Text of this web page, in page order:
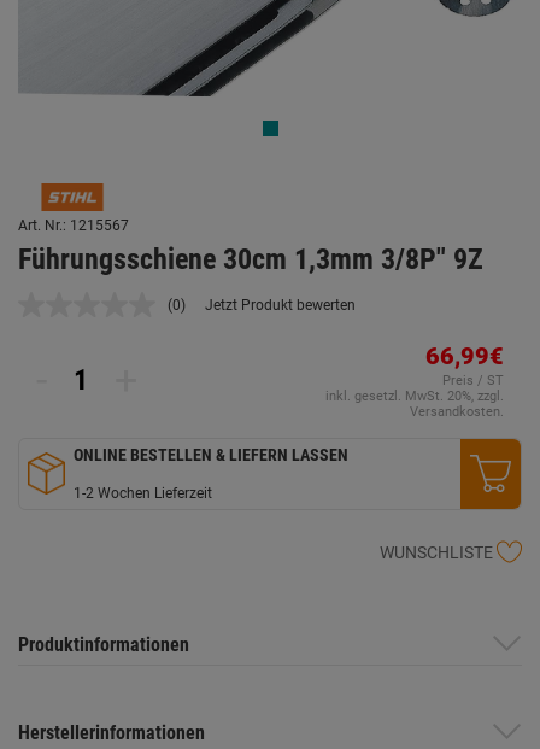
Art. Nr.: 1215567
Führungsschiene 30cm 1,3mm 3/8P" 9Z
Kein
(0) Jetzt Produkt bewerten
66,99€
Preis / ST
inkl. gesetzl. MwSt. 20%, zzgl.
Versandkosten.
ONLINE BESTELLEN & LIEFERN LASSEN
1-2 Wochen Lieferzeit
WUNSCHLISTE
Produktinformationen
Herstellerinformationen